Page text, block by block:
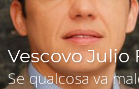
Vescovo Julio
Se qualcosa va